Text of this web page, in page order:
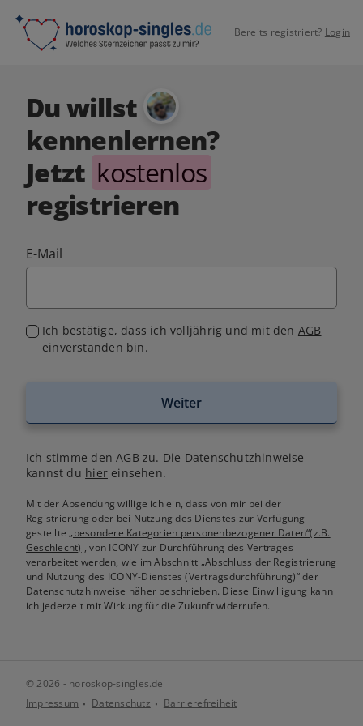
Bereits registriert? Login
Du willst
kennenlernen?
Jetzt kostenlos
registrieren
E-Mail
Ich bestätige, dass ich volljährig und mit den AGB
einverstanden bin.
Weiter
Ich stimme denAGB zu. Die Datenschutzhinweise
kannst du hiereinsehen.
Mit der Absendung willige ich ein, dass von mir bei der
Registrierung oder bei Nutzung des Dienstes zur Verfügung
gestellte„besondere Kategorien personenbezogener Daten“(z.B.
Geschlecht) , von ICONY zur Durchführung des Vertrages
verarbeitet werden, wie im Abschnitt „Abschluss der Registrierung
und Nutzung des ICONY-Dienstes (Vertragsdurchführung)“ der
Datenschutzhinweise näher beschrieben. Diese Einwilligung kann
ich jederzeit mit Wirkung für die Zukunft widerrufen.
© 2026 - horoskop-singles.de
Impressum
Datenschutz Barrierefreiheit